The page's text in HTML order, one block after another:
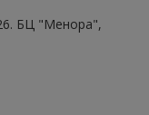
БЦ "Менора",